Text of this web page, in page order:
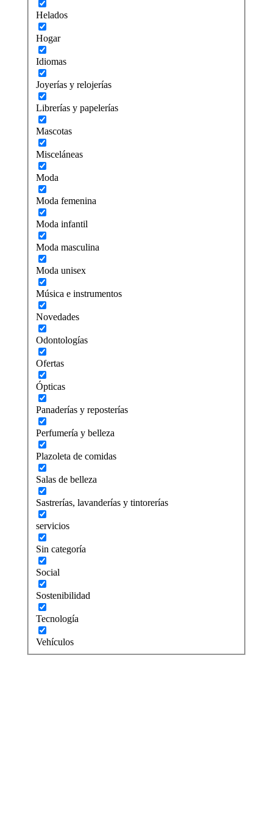
Helados
Hogar
Idiomas
Joyerías y relojerías
Librerías y papelerías
Mascotas
Misceláneas
Moda
Moda femenina
Moda infantil
Moda masculina
Moda unisex
Música e instrumentos
Novedades
Odontologías
Ofertas
Ópticas
Panaderías y reposterías
Perfumería y belleza
Plazoleta de comidas
Salas de belleza
Sastrerías, lavanderías y tintorerías
servicios
Sin categoría
Social
Sostenibilidad
Tecnología
Vehículos